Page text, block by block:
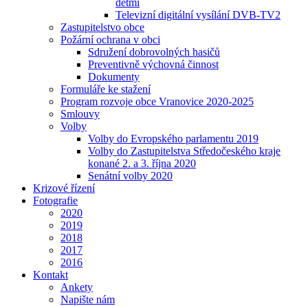
dětmi
Televizní digitální vysílání DVB-TV2
Zastupitelstvo obce
Požární ochrana v obci
Sdružení dobrovolných hasičů
Preventivně výchovná činnost
Dokumenty
Formuláře ke stažení
Program rozvoje obce Vranovice 2020-2025
Smlouvy
Volby
Volby do Evropského parlamentu 2019
Volby do Zastupitelstva Středočeského kraje
konané 2. a 3. října 2020
Senátní volby 2020
Krizové řízení
Fotografie
2020
2019
2018
2017
2016
Kontakt
Ankety
Napište nám